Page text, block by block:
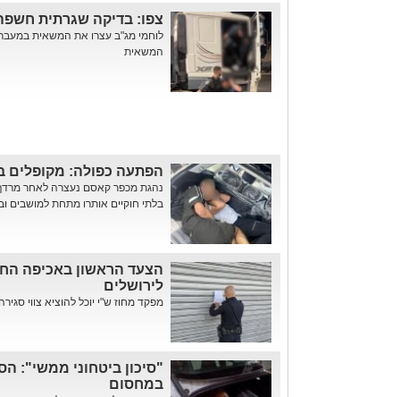
צפו: בדיקה שגרתית
לוחמי מג"ב עצרו את המשאית
המשאית
הפתעה כפולה: מקופלים
נהגת מכפר קאסם נעצרה לאחר
בלתי חוקיים אותרו מתחת למושבים
הצעד הראשון באכיפה
לירושלים
מפקד מחוז ש"י יוכל להוציא צווי
"סיכון ביטחוני ממשי":
במחסום